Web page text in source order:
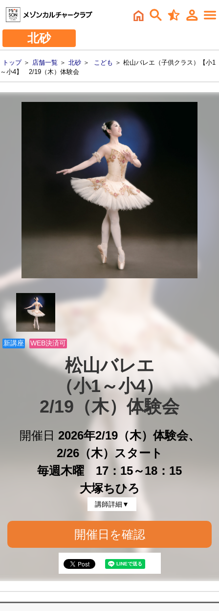
北砂
トップ＞ 店舗一覧 ＞ 北砂 ＞ こども ＞ 松山バレエ（子供クラス）【小1
～小4】 2/19（木）体験会
新講座 WEB決済可
松山バレエ
（小1～小4）
2/19（木）体験会
開催日 2026年2/19（木）体験会、
2/26（木）スタート
毎週木曜 17：15～18：15
大塚ちひろ
講師詳細▼
開催日を確認